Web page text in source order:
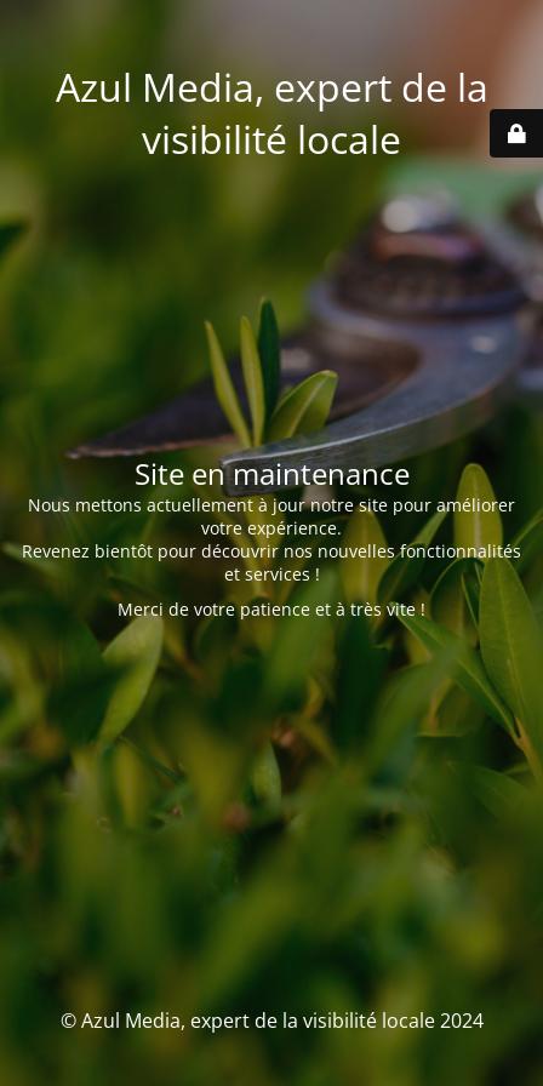
Azul Media, expert de la
visibilité locale
Site en maintenance
Nous mettons actuellement à jour notre site pour améliorer
votre expérience.
Revenez bientôt pour découvrir nos nouvelles fonctionnalités
et services !
Merci de votre patience et à très vite !
© Azul Media, expert de la visibilité locale 2024